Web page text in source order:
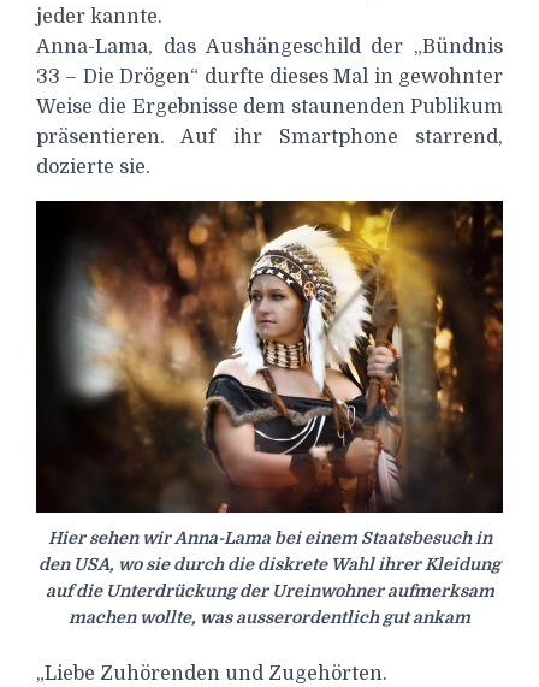
jeder kannte.
Anna-Lama, das Aushängeschild der „Bündnis
33 – Die Drögen“ durfte dieses Mal in gewohnter
Weise die Ergebnisse dem staunenden Publikum
präsentieren. Auf ihr Smartphone starrend,
dozierte sie.
Hier sehen wir Anna-Lama bei einem Staatsbesuch in
den USA, wo sie durch die diskrete Wahl ihrer Kleidung
auf die Unterdrückung der Ureinwohner aufmerksam
machen wollte, was ausserordentlich gut ankam
„Liebe Zuhörenden und Zugehörten.